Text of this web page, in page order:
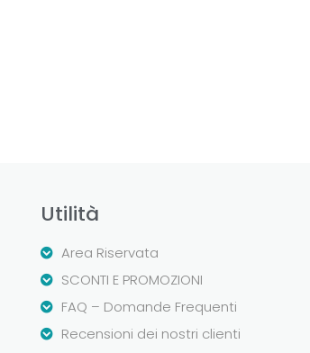
Utilità
Area Riservata
SCONTI E PROMOZIONI
FAQ – Domande Frequenti
Recensioni dei nostri clienti